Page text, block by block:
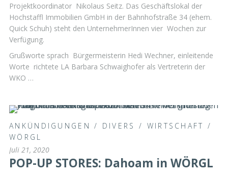
Projektkoordinator Nikolaus Seitz. Das Geschäftslokal der
Hochstaffl Immobilien GmbH in der Bahnhofstraße 34 (ehem.
Quick Schuh) steht den UnternehmerInnen vier Wochen zur
Verfügung.
Grußworte sprach Bürgermeisterin Hedi Wechner, einleitende
Worte richtete LA Barbara Schwaighofer als Vertreterin der
WKO …
ANKÜNDIGUNGEN / DIVERS / WIRTSCHAFT /
WÖRGL
Juli 21, 2020
POP-UP STORES: Dahoam in WÖRGL